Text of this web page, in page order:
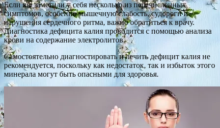
Если вы заметили у себя несколько из перечисленных
симптомов, особенно мышечную слабость, судороги и
нарушения сердечного ритма, важно обратиться к врачу.
Диагностика дефицита калия проводится с помощью анализа
крови на содержание электролитов.
Самостоятельно диагностировать и лечить дефицит калия не
рекомендуется, поскольку как недостаток, так и избыток этого
минерала могут быть опасными для здоровья.